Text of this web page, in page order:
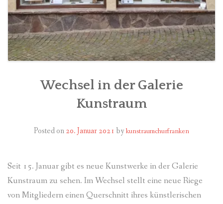
Wechsel in der Galerie
Kunstraum
Posted on20. Januar 2021 bykunstraumchurfranken
Seit 15. Januar gibt es neue Kunstwerke in der Galerie
Kunstraum zu sehen. Im Wechsel stellt eine neue Riege
von Mitgliedern einen Querschnitt ihres künstlerischen